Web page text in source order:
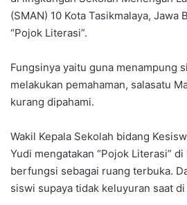
(SMAN) 10 Kota Tasikmalaya, Jawa
“Pojok Literasi”.
Fungsinya yaitu guna menampung
melakukan pemahaman, salasatu
kurang dipahami.
Wakil Kepala Sekolah bidang
Yudi mengatakan “Pojok Literasi”
berfungsi sebagai ruang terbuka.
siswi supaya tidak keluyuran saat